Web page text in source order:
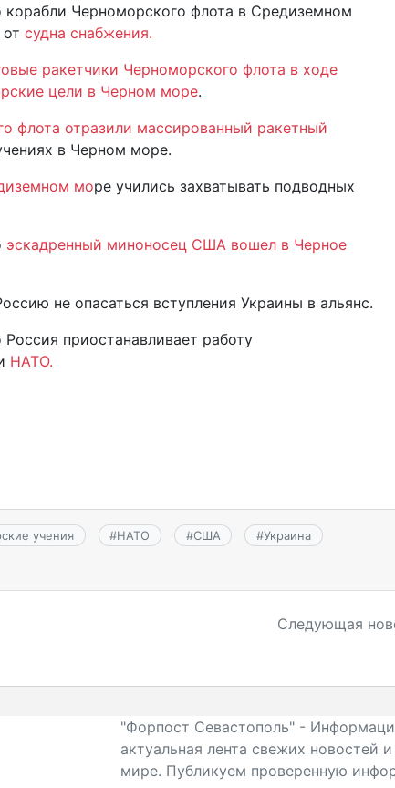
корабли Черноморского флота в Средиземном
судна снабжения.
ракетчики Черноморского флота в ходе
цели в Черном море.
флота отразили массированный ракетный
в Черном море.
море учились захватывать подводных
эскадренный миноносец США вошел в Черное
не опасаться вступления Украины в альянс.
приостанавливает работу
НАТО.
учения #НАТО #США #Украина
Следующая
"Форпост Севастополь" -
актуальная лента свежих новостей
мире. Публикуем проверенную